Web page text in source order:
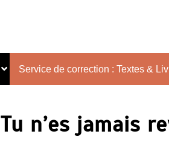
Service de correction : Textes &
Tu n’es jamais